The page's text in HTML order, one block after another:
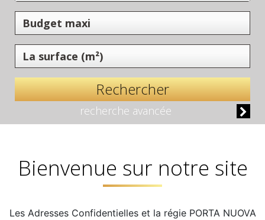
Rechercher
recherche avancée
Bienvenue sur notre site
Les Adresses Confidentielles et la régie PORTA NUOVA